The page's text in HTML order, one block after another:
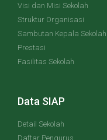
Visi dan Misi Sekolah
Struktur Organisasi
Sambutan Kepala Sekolah
Prestasi
Fasilitas Sekolah
Data SIAP
Detail Sekolah
Daftar Pengurus